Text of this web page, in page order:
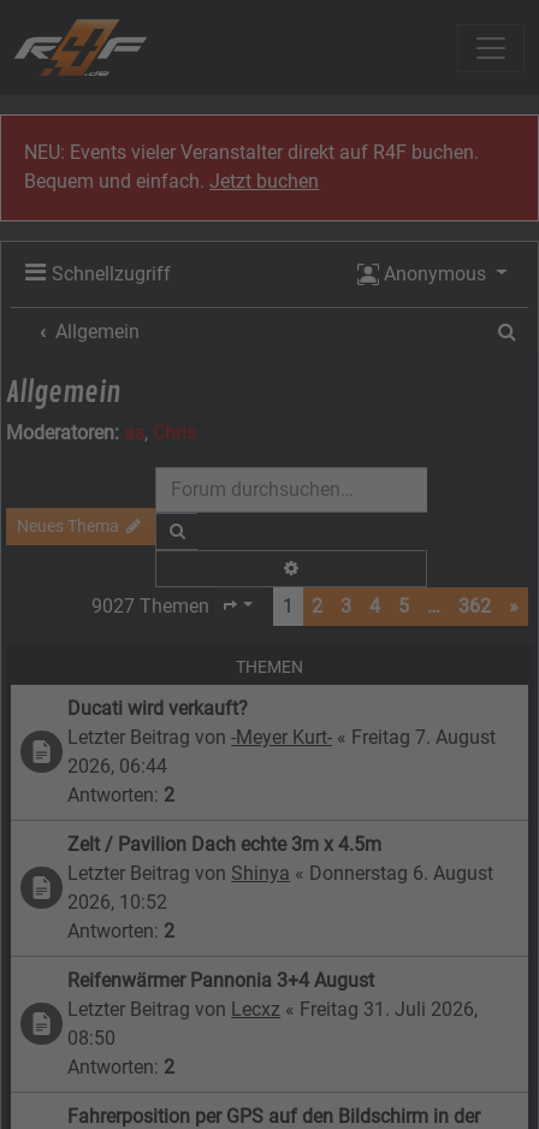
NEU: Events vieler Veranstalter direkt auf R4F buchen.
Bequem und einfach.Jetzt buchen
Schnellzugriff Anonymous
Allgemein
Allgemein
Moderatoren: as, Chris
Neues Thema
9027 Themen Seite von362
1 2 3 4 5 … 362 »
THEMEN
Ducati wird verkauft?
Letzter Beitrag von-Meyer Kurt- « Freitag 7. August
2026, 06:44
Antworten: 2
Zelt / Pavilion Dach echte 3m x 4.5m
Letzter Beitrag von Shinya « Donnerstag 6. August
2026, 10:52
Antworten: 2
Reifenwärmer Pannonia 3+4 August
Letzter Beitrag von Lecxz « Freitag 31. Juli 2026,
08:50
Antworten: 2
Fahrerposition per GPS auf den Bildschirm in der